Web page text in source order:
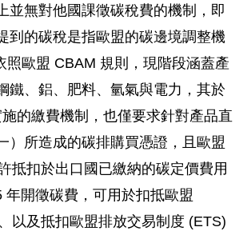
並無對他國課徵碳稅費的機制，即
到的碳稅是指歐盟的碳邊境調整機
照歐盟 CBAM 規則，現階段涵蓋產
鐵、鋁、肥料、氫氣與電力，其於
的繳費機制，也僅要求針對產品直
）所造成的碳排購買憑證，且歐盟
抵扣於出口國已繳納的碳定價費用
年開徵碳費，可用於扣抵歐盟
以及抵扣歐盟排放交易制度 (ETS)